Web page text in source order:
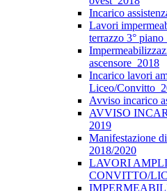
Incarico
Lavori
terrazzo 3°
ascensore_2018
Incarico lavori
Liceo/
Avviso incarico
AVVISO
2019
Manifestazione
2018/2020
LAVORI
CONVITTO/